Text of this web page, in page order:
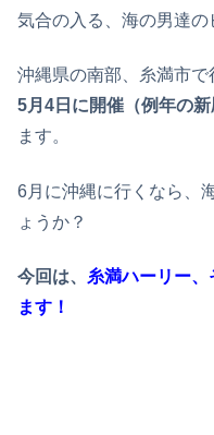
気合の入る、海の男達の
沖縄県の南部、糸満市
5月4日に開催（例年の新
ます。
6月に沖縄に行くなら、
ょうか？
今回は、
糸満ハーリー
ます！